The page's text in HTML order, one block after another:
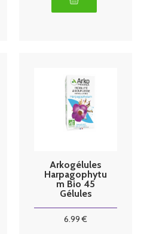
Arkogélules
Harpagophytu
m Bio 45
Gélules
6.99 €